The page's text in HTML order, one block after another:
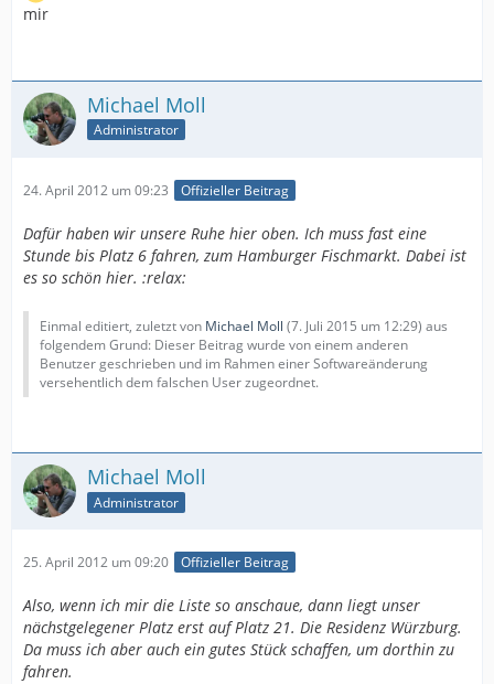
mir
Michael Moll
Administrator
24. April 2012 um 09:23 Offizieller Beitrag
Dafür haben wir unsere Ruhe hier oben. Ich muss fast eine
Stunde bis Platz 6 fahren, zum Hamburger Fischmarkt. Dabei ist
es so schön hier. :relax:
Einmal editiert, zuletzt von Michael Moll (7. Juli 2015 um 12:29) aus
folgendem Grund: Dieser Beitrag wurde von einem anderen
Benutzer geschrieben und im Rahmen einer Softwareänderung
versehentlich dem falschen User zugeordnet.
Michael Moll
Administrator
25. April 2012 um 09:20 Offizieller Beitrag
Also, wenn ich mir die Liste so anschaue, dann liegt unser
nächstgelegener Platz erst auf Platz 21. Die Residenz Würzburg.
Da muss ich aber auch ein gutes Stück schaffen, um dorthin zu
fahren.